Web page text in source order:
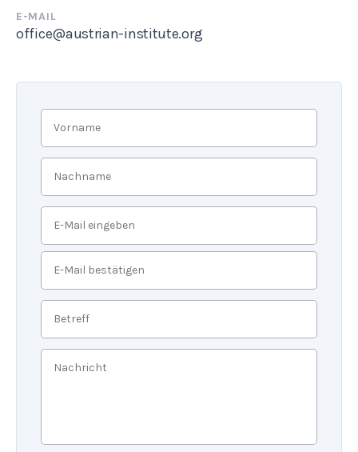
E-MAIL
office@austrian-institute.org
Vorname *
Nachname *
E-
E-
Mail
eingeben
E-
Mail
bestätigen
Betreff *
Nachricht *